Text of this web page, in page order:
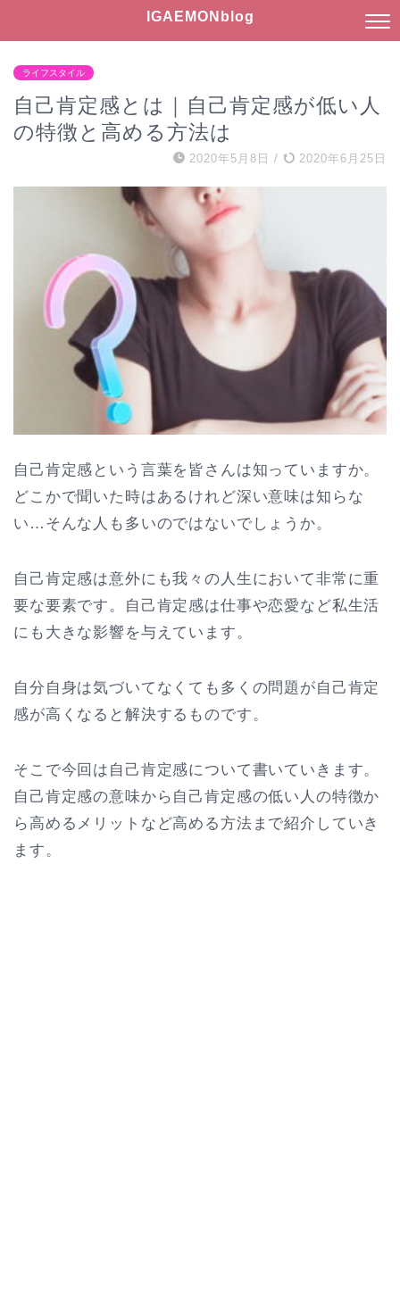
IGAEMONblog
ライフスタイル
自己肯定感とは｜自己肯定感が低い人
の特徴と高める方法は
2020年5月8日 / 2020年6月25日
自己肯定感という言葉を皆さんは知っていますか。
どこかで聞いた時はあるけれど深い意味は知らな
い…そんな人も多いのではないでしょうか。
自己肯定感は意外にも我々の人生において非常に重
要な要素です。自己肯定感は仕事や恋愛など私生活
にも大きな影響を与えています。
自分自身は気づいてなくても多くの問題が自己肯定
感が高くなると解決するものです。
そこで今回は自己肯定感について書いていきます。
自己肯定感の意味から自己肯定感の低い人の特徴か
ら高めるメリットなど高める方法まで紹介していき
ます。